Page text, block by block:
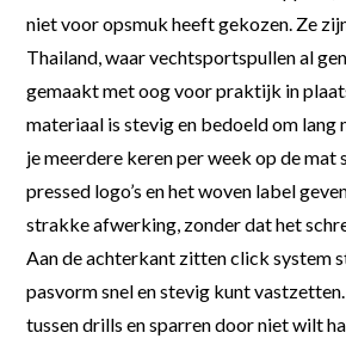
niet voor opsmuk heeft gekozen. Ze
Thailand, waar vechtsportspullen al
gemaakt met oog voor praktijk in
materiaal is stevig en bedoeld om lang
je meerdere keren per week op de mat
pressed logo’s en het woven label
strakke afwerking, zonder dat het
Aan de achterkant zitten click system
pasvorm snel en stevig kunt
tussen drills en sparren door niet wilt